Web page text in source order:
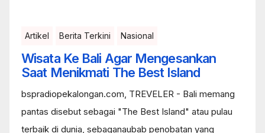
Artikel Berita Terkini Nasional
Wisata Ke Bali Agar Mengesankan
Saat Menikmati The Best Island
bspradiopekalongan.com, TREVELER - Bali memang
pantas disebut sebagai "The Best Island" atau pulau
terbaik di dunia, sebaganaubab penobatan yang